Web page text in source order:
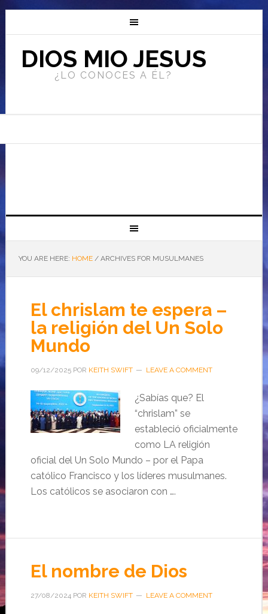
DIOS MIO JESUS
¿LO CONOCES A ÉL?
YOU ARE HERE: HOME /ARCHIVES FOR MUSULMANES
El chrislam te espera –
la religión del Un Solo
Mundo
09/12/2025POR KEITH SWIFT LEAVE A COMMENT
¿Sabías que? El
“chrislam” se
estableció oficialmente
como LA religión
oficial del Un Solo Mundo – por el Papa
católico Francisco y los líderes musulmanes.
Los católicos se asociaron con ….
El nombre de Dios
27/08/2024POR KEITH SWIFT LEAVE A COMMENT